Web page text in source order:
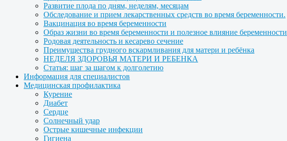
Развитие плода по дням, неделям, месяцам
Обследование и прием лекарственных средств во время беременности.
Вакцинация во время беременности
Образ жизни во время беременности и полезное влияние беременности
Родовая деятельность и кесарево сечение
Преимущества грудного вскармливания для матери и ребёнка
НЕДЕЛЯ ЗДОРОВЬЯ МАТЕРИ И РЕБЕНКА
Статья: шаг за шагом к долголетию
Информация для специалистов
Медицинская профилактика
Курение
Диабет
Сердце
Солнечный удар
Острые кишечные инфекции
Гигиена